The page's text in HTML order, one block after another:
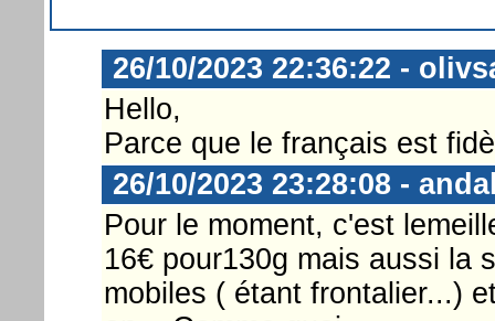
26/10/2023 22:36:22 -
Hello,
Parce que le français est
26/10/2023 23:28:08 -
Pour le moment, c'est
16€ pour130g mais aussi la
mobiles ( étant frontalier...)